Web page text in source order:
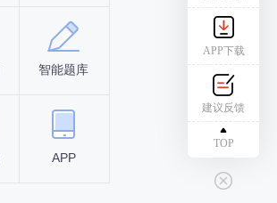
智能题库
APP
考试时间
APP下载
建议反馈
TOP